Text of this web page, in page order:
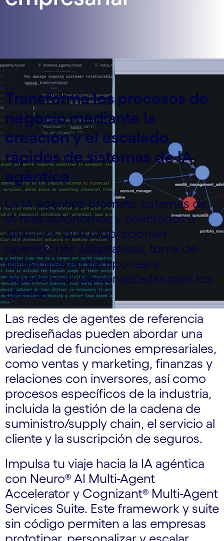
Transforma los procesos de
negocio mediante la
creación y el escalado
rápidos de sistemas de IA
agéntica
La IA agéntica promete sistemas de
IA más autónomos y orientados a
objetivos, que proporcionan
operaciones adaptativas, toma de
decisiones en tiempo real y
experiencias personalizadas para los
clientes.
Las redes de agentes de referencia
prediseñadas pueden abordar una
variedad de funciones empresariales,
como ventas y marketing, finanzas y
relaciones con inversores, así como
procesos específicos de la industria,
incluida la gestión de la cadena de
suministro/supply chain, el servicio al
cliente y la suscripción de seguros.
Impulsa tu viaje hacia la IA agéntica
con Neuro® AI Multi-Agent
Accelerator y Cognizant® Multi-Agent
Services Suite. Este framework y suite
sin código permiten a las empresas